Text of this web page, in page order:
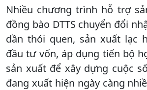
Nhiều chương trình hỗ trợ
đồng bào DTTS chuyển đổi
dần thói quen, sản xuất lạc
đầu tư vốn, áp dụng tiến bộ
sản xuất để xây dựng cuộc
đang xuất hiện ngày càng